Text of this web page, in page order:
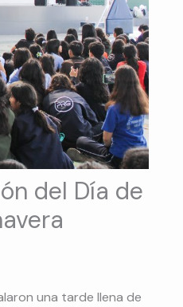
del Día de
una tarde llena de